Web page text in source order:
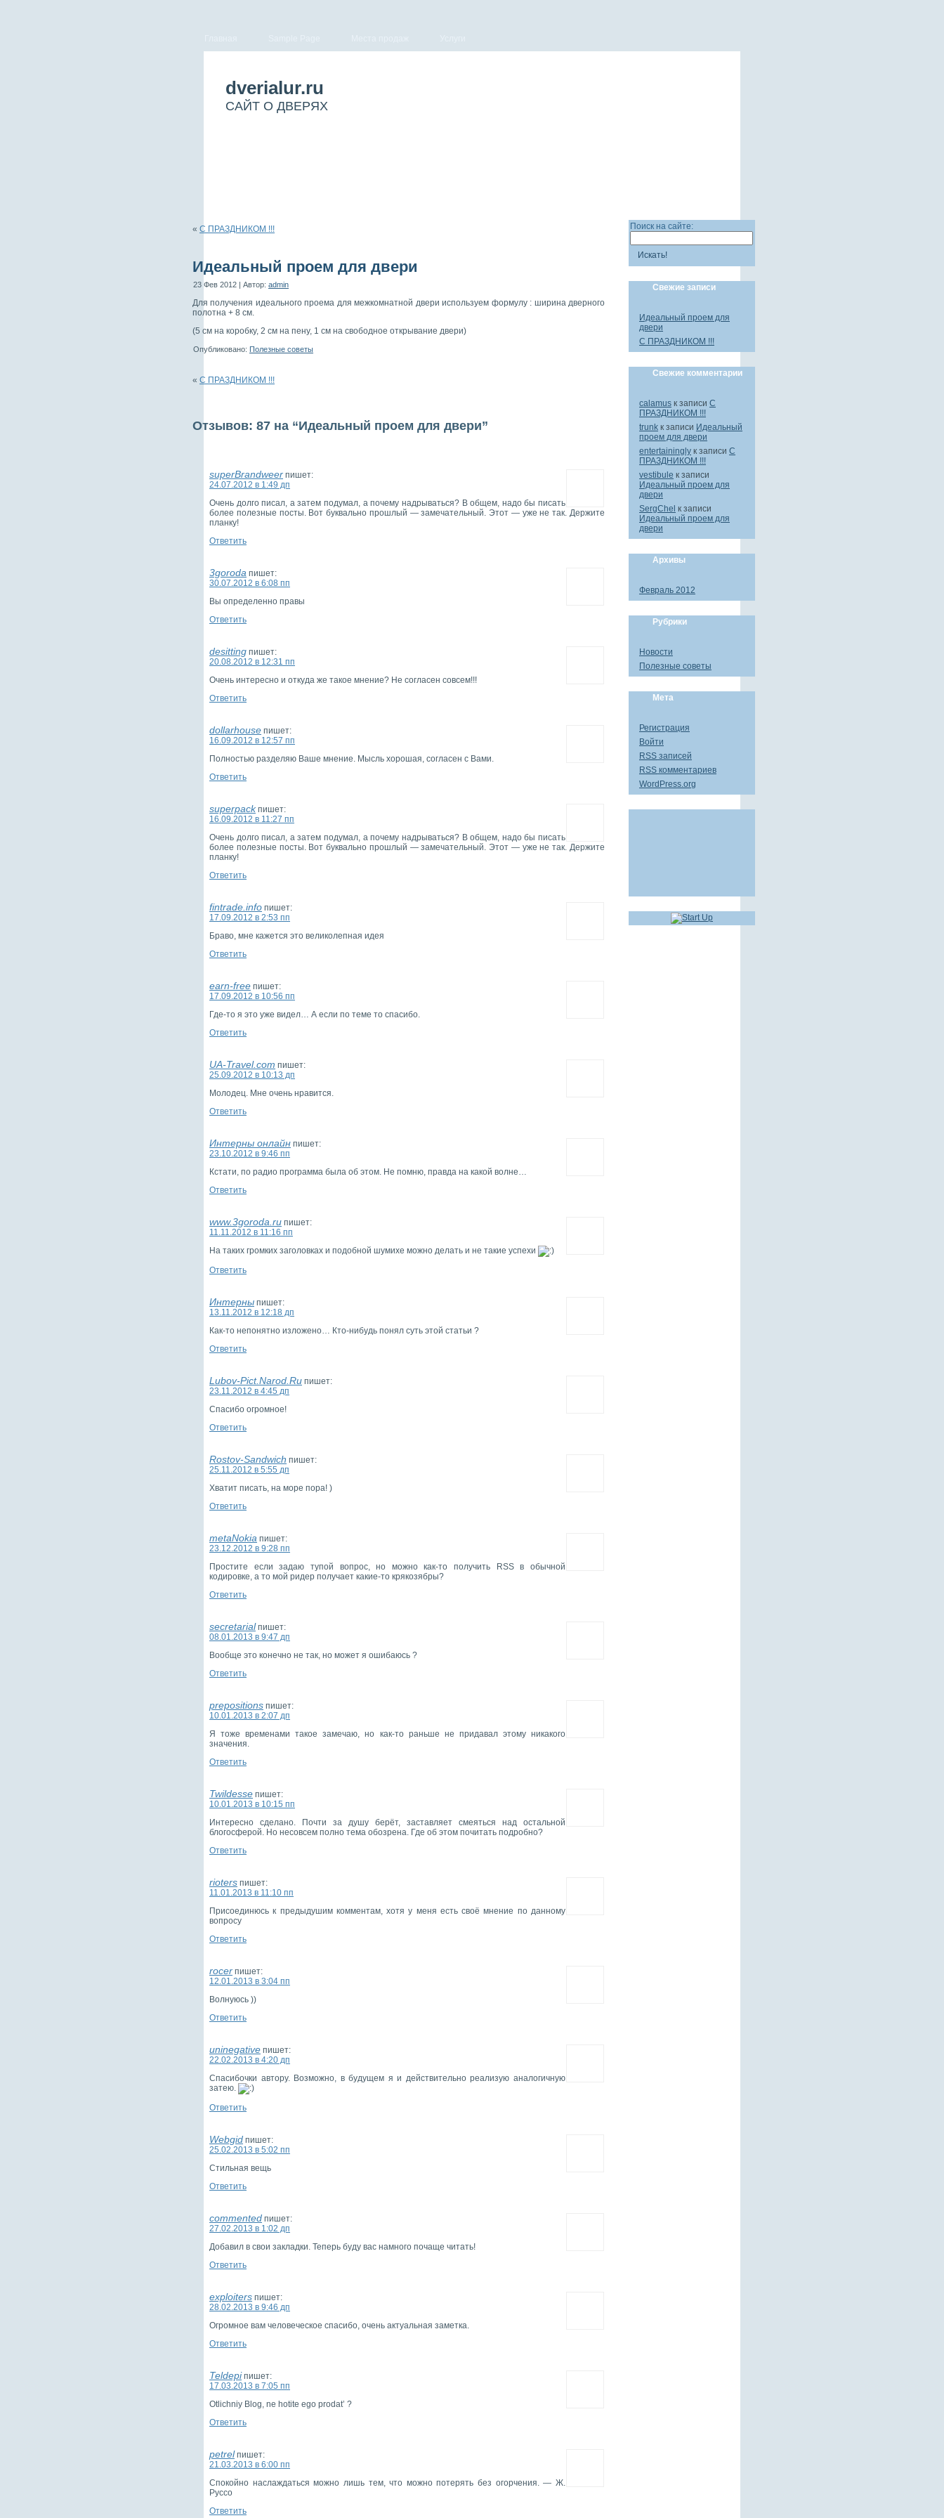
dverialur.ru
САЙТ О ДВЕРЯХ
« С ПРАЗДНИКОМ !!!
Идеальный проем для двери
23 Фев 2012 | Автор: admin
Для получения идеальногопроема для межкомнатной двери используем формулу : ширина дверного
полотна + 8 см.
(5 см на коробку, 2 см на пену, 1 см на свободное открывание двери)
Опубликовано: Полезные советы
« С ПРАЗДНИКОМ !!!
Отзывов: 87 на “Идеальный проем для двери”
superBrandweer пишет:
24.07.2012 в 1:49 дп
Очень долго писал, а затем подумал, а почему надрываться? В общем, надо бы писать
более полезные посты. Вот буквально прошлый — замечательный. Этот — уже не так. Держите
планку!
Ответить
3goroda пишет:
30.07.2012 в 6:08 пп
Вы определенно правы
Ответить
desitting пишет:
20.08.2012 в 12:31 пп
Очень интересно и откуда же такое мнение? Не согласен совсем!!!
Ответить
dollarhouse пишет:
16.09.2012 в 12:57 пп
Полностью разделяю Ваше мнение. Мысль хорошая, согласен с Вами.
Ответить
superpack пишет:
16.09.2012 в 11:27 пп
Очень долго писал, а затем подумал, а почему надрываться? В общем, надо бы писать
более полезные посты. Вот буквально прошлый — замечательный. Этот — уже не так. Держите
планку!
Ответить
fintrade.info пишет:
17.09.2012 в 2:53 пп
Браво, мне кажется это великолепная идея
Ответить
earn-free пишет:
17.09.2012 в 10:56 пп
Где-то я это уже видел… А если по теме то спасибо.
Ответить
UA-Travel.com пишет:
25.09.2012 в 10:13 дп
Молодец. Мне очень нравится.
Ответить
Интерны онлайн пишет:
23.10.2012 в 9:46 пп
Кстати, по радио программа была об этом. Не помню, правда на какой волне…
Ответить
www.3goroda.ru пишет:
11.11.2012 в 11:16 пп
На таких громких заголовках и подобной шумихе можно делать и не такие успехи
Ответить
Интерны пишет:
13.11.2012 в 12:18 дп
Как-то непонятно изложено… Кто-нибудь понял суть этой статьи ?
Ответить
Lubov-Pict.Narod.Ru пишет:
23.11.2012 в 4:45 дп
Спасибо огромное!
Ответить
Rostov-Sandwich пишет:
25.11.2012 в 5:55 дп
Хватит писать, на море пора! )
Ответить
metaNokia пишет:
23.12.2012 в 9:28 пп
Простите если задаю тупой вопрос, но можно как-то получить RSS в обычной
кодировке, а то мой ридер получает какие-то крякозябры?
Ответить
secretarial пишет:
08.01.2013 в 9:47 дп
Вообще это конечно не так, но может я ошибаюсь ?
Ответить
prepositions пишет:
10.01.2013 в 2:07 дп
Я тоже временами такое замечаю, но как-то раньше не придавал этому никакого
значения.
Ответить
Twildesse пишет:
10.01.2013 в 10:15 пп
Интересно сделано. Почти за душу берёт, заставляет смеяться над остальной
блогосферой. Но несовсем полно тема обозрена. Где об этом почитать подробно?
Ответить
rioters пишет:
11.01.2013 в 11:10 пп
Присоединюсь к предыдушим комментам, хотя у меня есть своё мнение по данному
вопросу
Ответить
rocer пишет:
12.01.2013 в 3:04 пп
Волнуюсь ))
Ответить
uninegative пишет:
22.02.2013 в 4:20 дп
Спасибочки автору. Возможно, в будущем я и действительно реализую аналогичную
затею.
Ответить
Webgid пишет:
25.02.2013 в 5:02 пп
Стильная вещь
Ответить
commented пишет:
27.02.2013 в 1:02 дп
Добавил в свои закладки. Теперь буду вас намного почаще читать!
Ответить
exploiters пишет:
28.02.2013 в 9:46 дп
Огромное вам человеческое спасибо, очень актуальная заметка.
Ответить
Teldepi пишет:
17.03.2013 в 7:05 пп
Otlichniy Blog, ne hotite ego prodat’ ?
Ответить
petrel пишет:
21.03.2013 в 6:00 пп
Спокойно наслаждаться можно лишь тем, что можно потерять без огорчения. — Ж.
Руссо
Ответить
Поиск на сайте:
Искать!
Свежие записи
Идеальный проем для
двери
С ПРАЗДНИКОМ !!!
Свежие комментарии
calamus к записи С
ПРАЗДНИКОМ !!!
trunk к записи Идеальный
проем для двери
entertainingly к записи С
ПРАЗДНИКОМ !!!
vestibule к записи
Идеальный проем для
двери
SergChel к записи
Идеальный проем для
двери
Архивы
Февраль 2012
Рубрики
Новости
Полезные советы
Мета
Регистрация
Войти
RSS записей
RSS комментариев
WordPress.org